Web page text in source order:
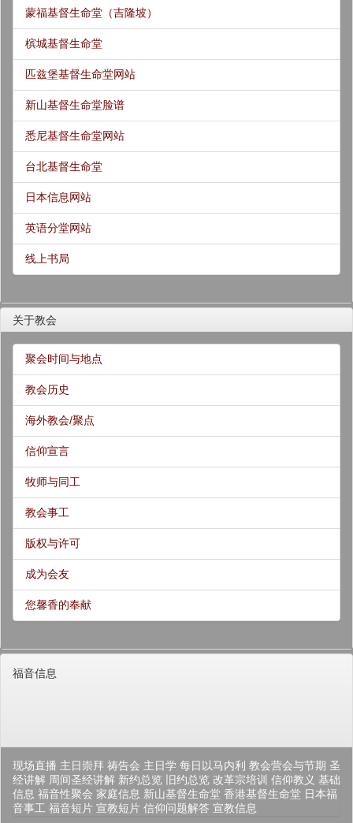
蒙福基督生命堂（吉隆坡）
槟城基督生命堂
匹兹堡基督生命堂网站
新山基督生命堂脸谱
悉尼基督生命堂网站
台北基督生命堂
日本信息网站
英语分堂网站
线上书局
关于教会
聚会时间与地点
教会历史
海外教会/聚点
信仰宣言
牧师与同工
教会事工
版权与许可
成为会友
您馨香的奉献
福音信息
现场直播 主日崇拜 祷告会 主日学 每日以马内利 教会营会与节期 圣
经讲解 周间圣经讲解 新约总览 旧约总览 改革宗培训 信仰教义 基础
信息 福音性聚会 家庭信息 新山基督生命堂 香港基督生命堂 日本福
音事工 福音短片 宣教短片 信仰问题解答 宣教信息